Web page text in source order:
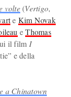
volte(Vertigo,
e Kim Novak
eThomas
il film I
e della
a Chinatown